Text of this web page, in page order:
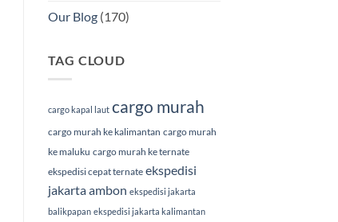
Our Blog(170)
TAG CLOUD
cargo kapal laut cargo murah
cargo murah ke kalimantan cargo murah
ke maluku cargo murah ke ternate
ekspedisi cepat ternate ekspedisi
jakarta ambon ekspedisi jakarta
balikpapan ekspedisi jakarta kalimantan